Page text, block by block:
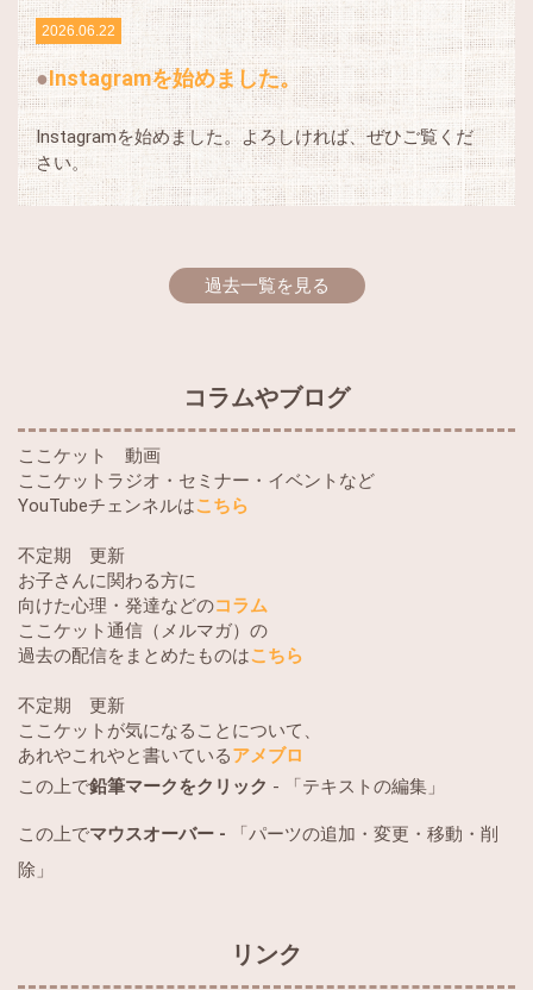
2026.06.22
Instagramを始めました。
Instagramを始めました。よろしければ、ぜひご覧くだ
さい。
過去一覧を見る
コラムやブログ
ここケット 動画
ここケットラジオ・セミナー・イベントなど
YouTubeチェンネルはこちら
不定期 更新
お子さんに関わる方に
向けた心理・発達などのコラム
ここケット通信（メルマガ）の
過去の配信をまとめたものはこちら
不定期 更新
ここケットが気になることについて、
あれやこれやと書いているアメブロ
この上で鉛筆マークをクリック - 「テキストの編集」
この上でマウスオーバー -
「パーツの追加・変更・移動・削
除」
リンク